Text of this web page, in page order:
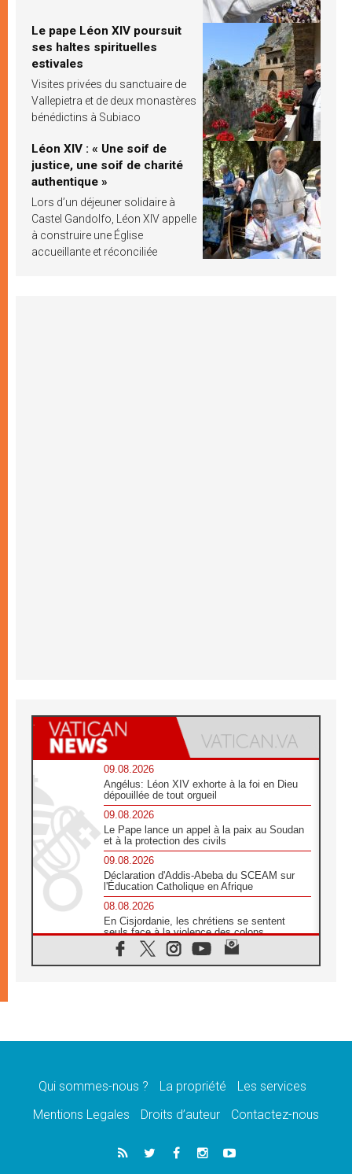
Le pape Léon XIV poursuit
ses haltes spirituelles
estivales
Visites privées du sanctuaire de
Vallepietra et de deux monastères
bénédictins à Subiaco
Léon XIV : « Une soif de
justice, une soif de charité
authentique »
Lors d’un déjeuner solidaire à
Castel Gandolfo, Léon XIV appelle
à construire une Église
accueillante et réconciliée
09.08.2026
Angélus: Léon XIV exhorte à la foi en Dieu
dépouillée de tout orgueil
09.08.2026
Le Pape lance un appel à la paix au Soudan
et à la protection des civils
09.08.2026
Déclaration d'Addis-Abeba du SCEAM sur
l'Éducation Catholique en Afrique
08.08.2026
En Cisjordanie, les chrétiens se sentent
seuls face à la violence des colons
08.08.2026
Léon XIV au sanctuaire de Notre Dame du
08.08.2026
08.08.2026
catholiques
Au Bangladesh, l'Église accompagne les
Dalits sur le chemin de la dignité
Qui sommes-nous ? La propriété
Les services
Mentions Legales
Droits d’auteur Contactez-nous